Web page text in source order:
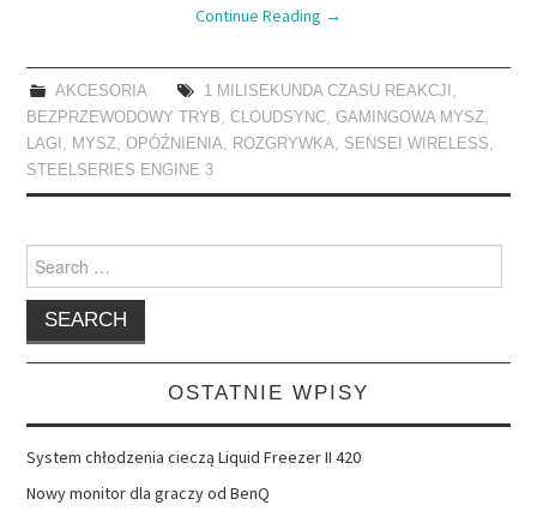
Continue Reading →
AKCESORIA 1 MILISEKUNDA CZASU REAKCJI ,
BEZPRZEWODOWY TRYB,CLOUDSYNC,GAMINGOWA MYSZ,
LAGI , MYSZ,OPÓŹNIENIA, ROZGRYWKA, SENSEI WIRELESS,
STEELSERIES ENGINE 3
Search
for:
OSTATNIE WPISY
System chłodzenia cieczą Liquid Freezer II 420
Nowy monitor dla graczy od BenQ